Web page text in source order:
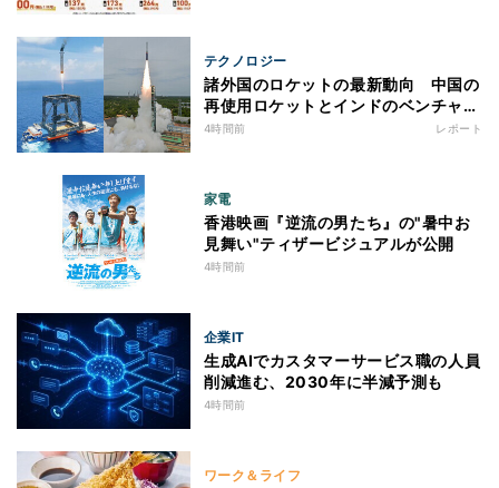
テクノロジー
諸外国のロケットの最新動向 中国の
再使用ロケットとインドのベンチャー
ロケットの成功
4時間前 レポート
家電
香港映画『逆流の男たち』の"暑中お
見舞い"ティザービジュアルが公開
4時間前
企業IT
生成AIでカスタマーサービス職の人員
削減進む、2030年に半減予測も
4時間前
ワーク＆ライフ